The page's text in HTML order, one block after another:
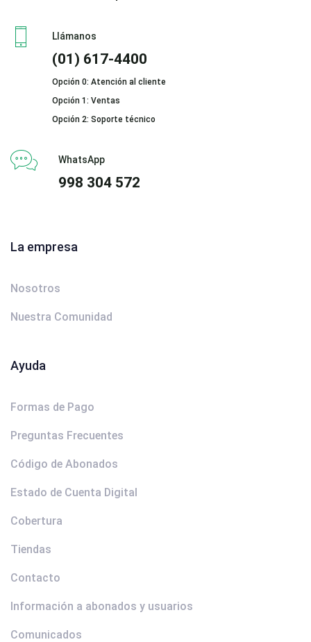
Llámanos
(01) 617-4400
Opción 0: Atención al cliente
Opción 1: Ventas
Opción 2: Soporte técnico
WhatsApp
998 304 572
La empresa
Nosotros
Nuestra Comunidad
Ayuda
Formas de Pago
Preguntas Frecuentes
Código de Abonados
Estado de Cuenta Digital
Cobertura
Tiendas
Contacto
Información a abonados y usuarios
Comunicados